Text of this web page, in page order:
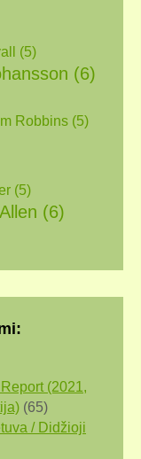
(5)
(6)
Robbins (5)
(5)
(6)
(2021,
(65)
/ Didžioji